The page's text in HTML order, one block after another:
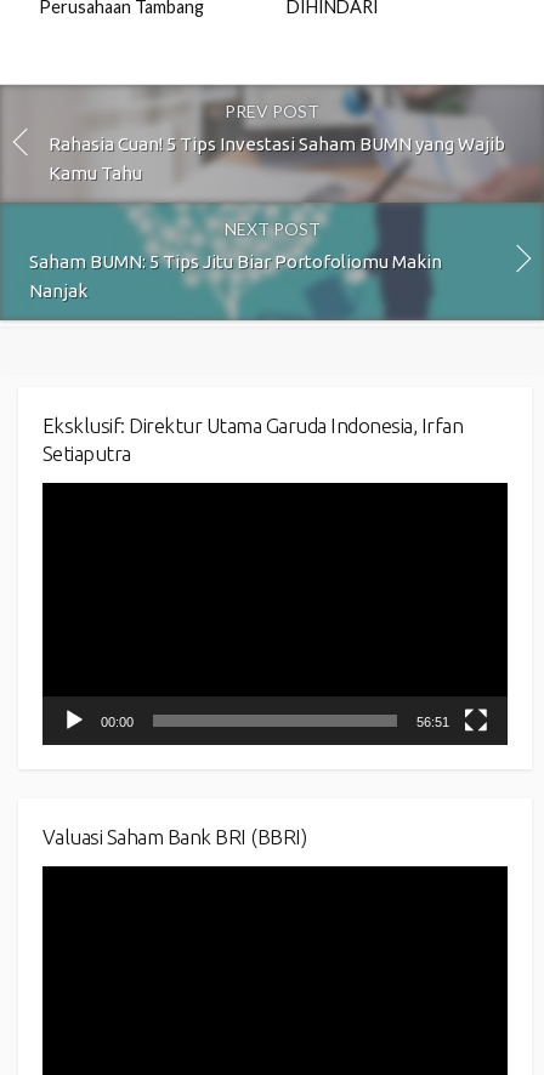
Perusahaan Tambang DIHINDARI
PREV POST
Rahasia Cuan! 5 Tips Investasi Saham BUMN yang Wajib
Kamu Tahu
NEXT POST
Saham BUMN: 5 Tips Jitu Biar Portofoliomu Makin
Nanjak
Eksklusif: Direktur Utama Garuda Indonesia, Irfan
Setiaputra
00:00 56:51
Valuasi Saham Bank BRI (BBRI)